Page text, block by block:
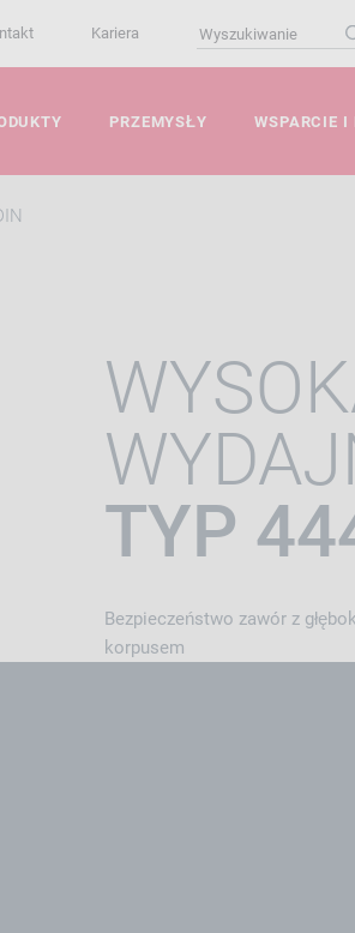
Kariera
PRZEMYSŁY WSPARCIE
TYP
Bezpieczeństwo zawór z
korpusem